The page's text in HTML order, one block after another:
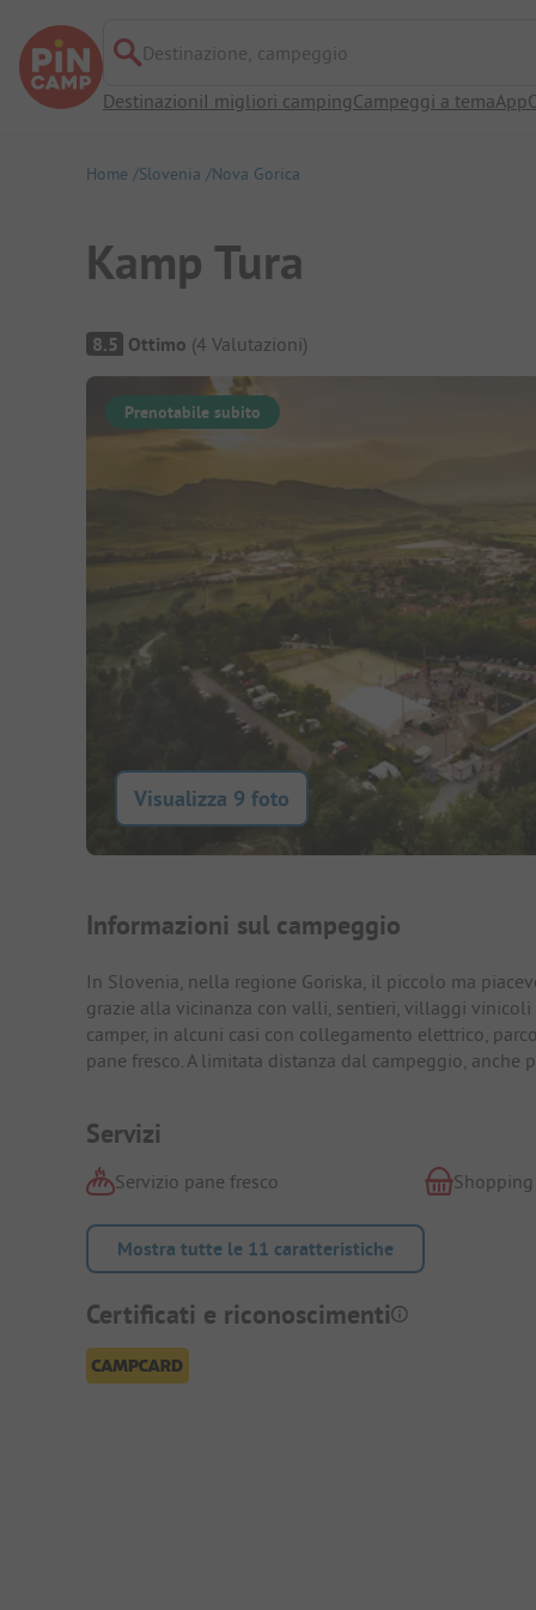
Destinazione, campeggio
DestinazioniI migliori campingCampeggi a temaApp
Home Slovenia Nova Gorica
Kamp Tura
Panoramica del campeggio
8.5 Ottimo (4 Valutazioni)
Prenotabile subito
Visualizza 9 foto
Presentazione del
Informazioni sul campeggio
In Slovenia, nella regione Goriska, il piccolo ma
grazie alla vicinanza con valli, sentieri, villaggi
camper, in alcuni casi con collegamento elettrico,
pane fresco. A limitata distanza dal campeggio,
Servizi
Servizio pane fresco Shopping
Mostra tutte le 11 caratteristiche
Certificati e riconoscimenti